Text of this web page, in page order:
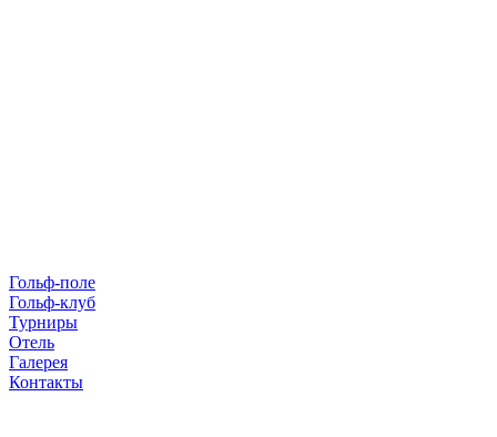
Гольф-поле
Гольф-клуб
Турниры
Отель
Галерея
Контакты